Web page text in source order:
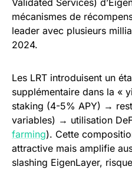
Validated Services)
mécanismes de
leader avec plusieurs
2024.
Les LRT introduisent un
supplémentaire dans la «
staking (4-5% APY) →
variables) → utilisation
farming). Cette
attractive mais amplifie
slashing EigenLayer,